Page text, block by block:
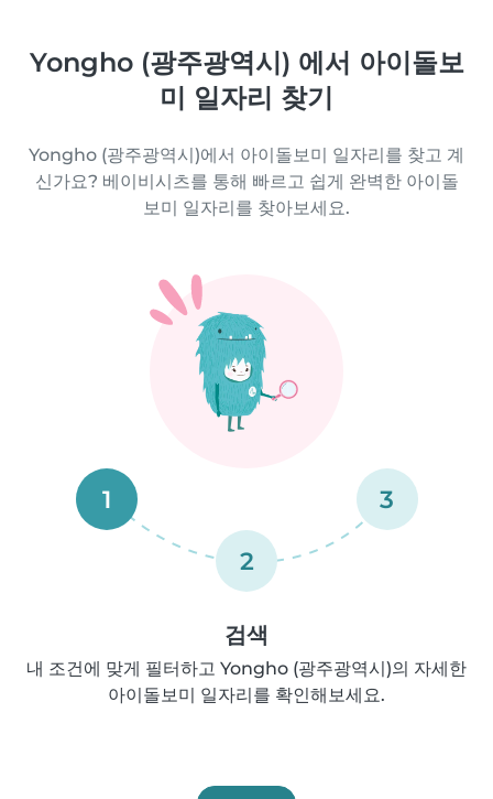
Yongho (광주광역시) 에서 아이돌보
미 일자리 찾기
Yongho (광주광역시)에서 아이돌보미 일자리를 찾고 계
신가요? 베이비시츠를 통해 빠르고 쉽게 완벽한 아이돌
보미 일자리를 찾아보세요.
1
2
3
검색
내 조건에 맞게 필터하고 Yongho (광주광역시)의 자세한
아이돌보미 일자리를 확인해보세요.